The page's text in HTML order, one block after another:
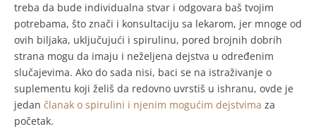
treba da bude individualna stvar i odgovara baš tvojim
potrebama, što znači i konsultaciju sa lekarom, jer mnoge od
ovih biljaka, uključujući i spirulinu, pored brojnih dobrih
strana mogu da imaju i neželjena dejstva u određenim
slučajevima. Ako do sada nisi, baci se na istraživanje o
suplementu koji želiš da redovno uvrstiš u ishranu, ovde je
jedan članak o spirulini i njenim mogućim dejstvima za
početak.